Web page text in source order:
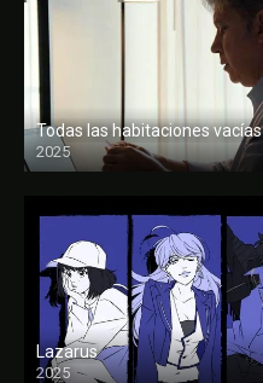
Todas las habitaciones vacías
2025
FULL HD
Lazarus
2025